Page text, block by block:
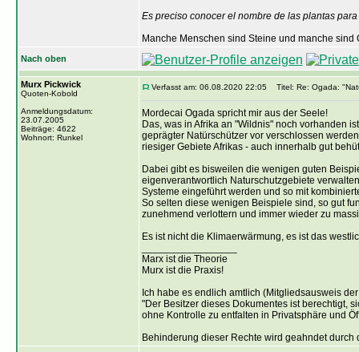
Es preciso conocer el nombre de las plantas
Manche Menschen sind Steine und manche sind
Nach oben
Murx Pickwick
Quoten-Kobold
Anmeldungsdatum:
23.07.2005
Beiträge: 4622
Wohnort: Runkel
Verfasst am: 06.08.2020 22:05 Titel: Re: Ogada:
Mordecai Ogada spricht mir aus der Seele!
Das, was in Afrika an "Wildnis" noch vorhanden
geprägter Natürschützer vor verschlossen
riesiger Gebiete Afrikas - auch innerhalb gut
Dabei gibt es bisweilen die wenigen guten
eigenverantwortlich Naturschutzgebiete
Systeme eingeführt werden und so mit
So selten diese wenigen Beispiele sind, so gut
zunehmend verlottern und immer wieder zu
Es ist nicht die Klimaerwärmung, es ist das
Marx ist die Theorie
Murx ist die Praxis!
Ich habe es endlich amtlich (Mitgliedsausweis
"Der Besitzer dieses Dokumentes ist berechtigt,
ohne Kontrolle zu entfalten in Privatsphäre und
Behinderung dieser Rechte wird geahndet